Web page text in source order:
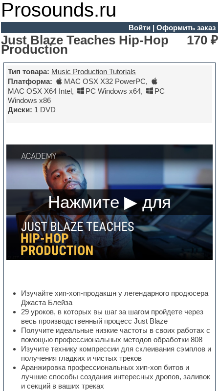
Prosounds.ru
Войти| Оформить заказ
Just Blaze Teaches Hip-Hop
Production
170 ₽
Тип товара: Music Production Tutorials
Платформа:
MAC OSX X32 PowerPC,
MAC OSX X64 Intel, PC Windows x64,
PC
Windows x86
Диски: 1 DVD
Изучайте хип-хоп-продакшн у легендарного продюсера
Джаста Блейза
29 уроков, в которых вы шаг за шагом пройдете через
весь производственный процесс Just Blaze
Получите идеальные низкие частоты в своих работах с
помощью профессиональных методов обработки 808
Изучите технику компрессии для склеивания сэмплов и
получения гладких и чистых треков
Аранжировка профессиональных хип-хоп битов и
лучшие способы создания интересных дропов, заливок
и секций в ваших треках